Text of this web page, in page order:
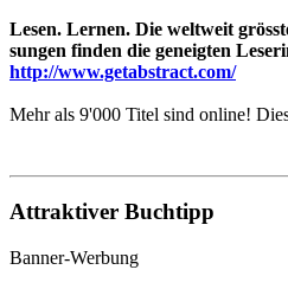
Lesen. Lernen. Die weltweit
sungen finden die geneigten
http://www.getabstract.com/
Mehr als 9'000 Titel sind online!
Attraktiver Buchtipp
Banner-Werbung